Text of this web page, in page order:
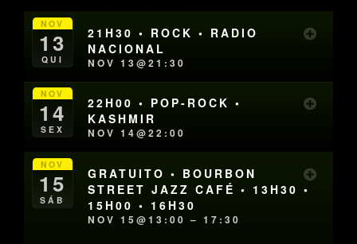
NOV
13
QUI
21H30 • ROCK • RADIO
NACIONAL
NOV 13@21:30
NOV
14
SEX
22H00 • POP-ROCK •
KASHMIR
NOV 14@22:00
NOV
15
SÁB
GRATUITO • BOURBON
STREET JAZZ CAFÉ • 13H30 •
15H00 • 16H30
NOV 15@13:00 – 17:30